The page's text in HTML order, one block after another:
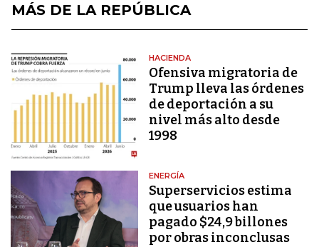
MÁS DE LA REPÚBLICA
HACIENDA
Ofensiva migratoria de
Trump lleva las órdenes
de deportación a su
nivel más alto desde
1998
ENERGÍA
Superservicios estima
que usuarios han
pagado $24,9 billones
por obras inconclusas